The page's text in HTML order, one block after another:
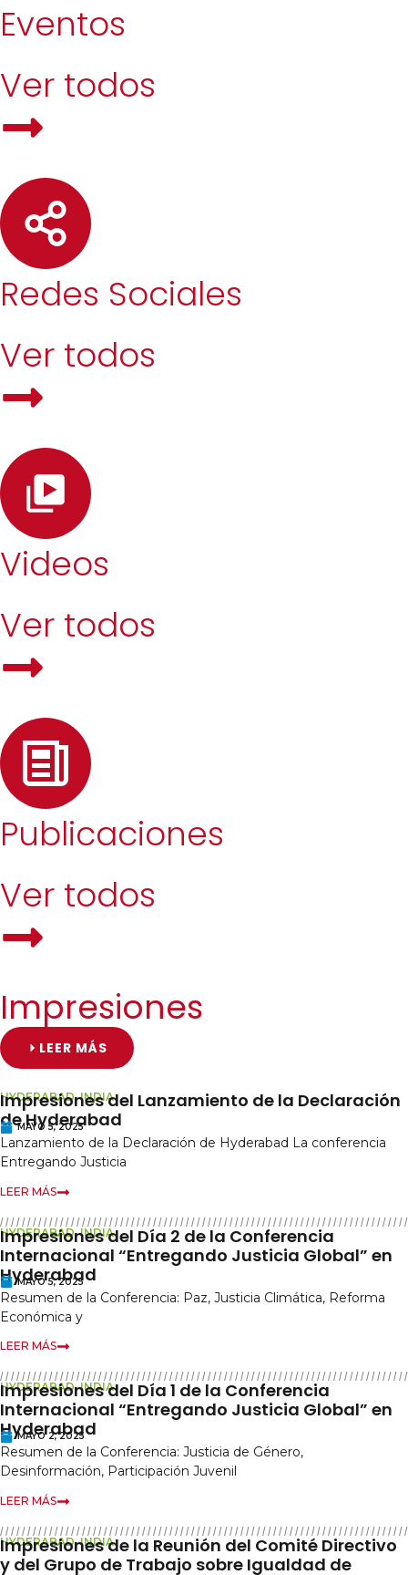
Eventos
Ver todos
Redes Sociales
Ver todos
Videos
Ver todos
Publicaciones
Ver todos
Impresiones
LEER MÁS
HYDERABAD, INDIA
Impresiones del Lanzamiento de la Declaración
de Hyderabad
MAYO 5, 2025
Lanzamiento de la Declaración de Hyderabad La conferencia
Entregando Justicia
LEER MÁS
HYDERABAD, INDIA
Impresiones del Día 2 de la Conferencia
Internacional “Entregando Justicia Global” en
Hyderabad
MAYO 5, 2025
Resumen de la Conferencia: Paz, Justicia Climática, Reforma
Económica y
LEER MÁS
HYDERABAD, INDIA
Impresiones del Día 1 de la Conferencia
Internacional “Entregando Justicia Global” en
Hyderabad
MAYO 2, 2025
Resumen de la Conferencia: Justicia de Género,
Desinformación, Participación Juvenil
LEER MÁS
HYDERABAD, INDIA
Impresiones de la Reunión del Comité Directivo
y del Grupo de Trabajo sobre Igualdad de